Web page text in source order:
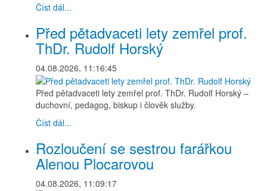
Číst dál...
Před pětadvaceti lety zemřel prof.
ThDr. Rudolf Horský
04.08.2026, 11:16:45
Před pětadvaceti lety zemřel prof. ThDr. Rudolf Horský –
duchovní, pedagog, biskup i člověk služby.
Číst dál...
Rozloučení se sestrou farářkou
Alenou Plocarovou
04.08.2026, 11:09:17